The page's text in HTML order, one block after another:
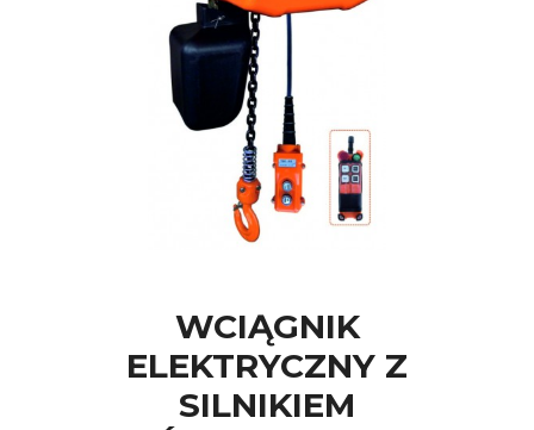
WCIĄGNIK
ELEKTRYCZNY Z
SILNIKIEM